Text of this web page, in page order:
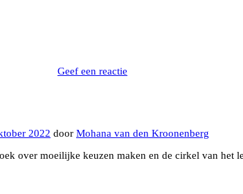
Geef een reactie
2022 door Mohana van den Kroonenberg
over moeilijke keuzen maken en de cirkel van het